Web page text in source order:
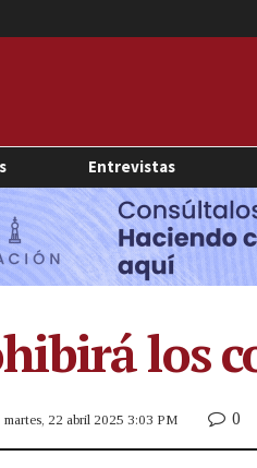
Entrevistas
los
martes, 22 abril 2025 3:03 PM 0